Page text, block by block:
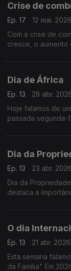
Crise de
Ep. 17
12 mai. 2026
Com a crise de
cresce, o
Dia de África
Ep. 13
28 abr.
Hoje falamos de
passada
Dia da
Ep. 13
23 abr. 2026
Dia da
destaca a
O dia
Ep. 13
21 abr. 2026
Esta semana
da Família" Em